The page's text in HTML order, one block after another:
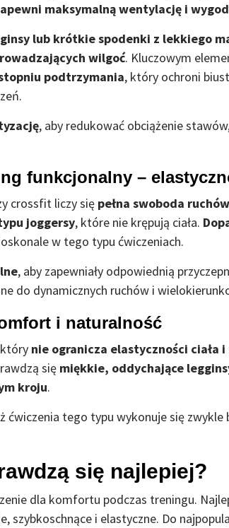
maksymalną wentylację i
lub krótkie spodenki z lekkiego
wilgoć. Kluczowym
podtrzymania, który ochroni
, aby redukować obciążenie
funkcjonalny –
crossfit liczy się pełna swoboda ruchów
joggersy, które nie krępują ciała.
w tego typu ćwiczeniach.
, aby zapewniały odpowiednią
do dynamicznych ruchów i
i naturalność
nie ogranicza elastyczności ciała
się miękkie, oddychające
kroju.
ćwiczenia tego typu wykonuje się zwykle
się najlepiej?
dla komfortu podczas treningu.
szybkoschnące i elastyczne. Do